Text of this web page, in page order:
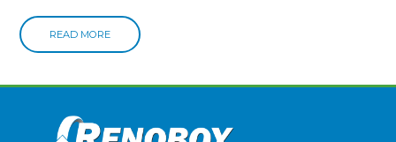
READ MORE